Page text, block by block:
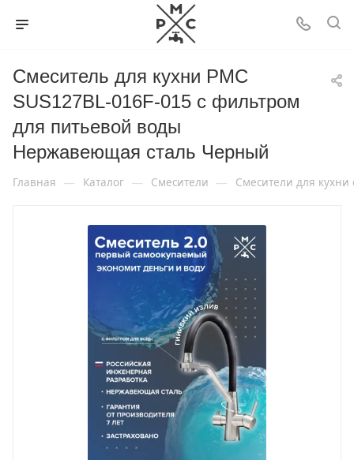
Смеситель для кухни РМС
SUS127BL-016F-015 с фильтром
для питьевой воды
Нержавеющая сталь Черный
Главная — Каталог — Смесители — Смесители для кухни